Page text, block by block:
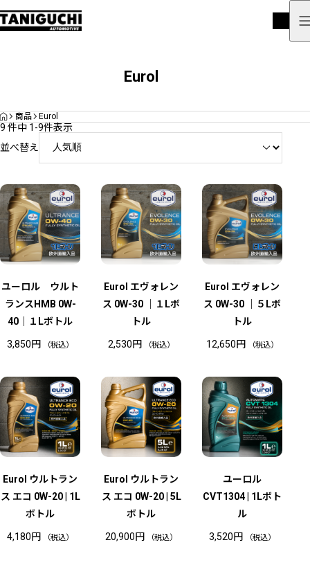
Eurol
HOME
商品 Eurol
並べ替え
9 件中 1-9件表示
ユーロル ウルト
ランスHMB 0W-
40｜１Lボトル
3,850円 （税込）
Eurol エヴォレン
ス 0W-30 ｜１Lボ
トル
2,530円 （税込）
Eurol エヴォレン
ス 0W-30 ｜５Lボ
トル
12,650円 （税込）
Eurol ウルトラン
ス エコ 0W-20 | 1L
ボトル
4,180円 （税込）
Eurol ウルトラン
ス エコ 0W-20 | 5L
ボトル
20,900円 （税込）
ユーロル
CVT1304 | 1Lボト
ル
3,520円 （税込）